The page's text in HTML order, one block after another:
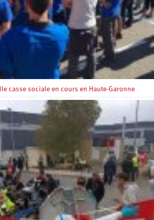
casse sociale en cours en Haute-Garonne